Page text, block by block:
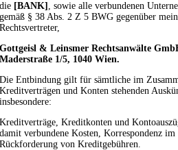
die [BANK] , sowie alle verbundenen
gemäß § 38 Abs. 2 Z 5 BWG gegenüber
Rechtsvertreter,
Gottgeisl & Leinsmer Rechtsanwälte
Maderstraße 1/5, 1040 Wien.
Die Entbindung gilt für sämtliche im
Kreditverträgen und Konten stehenden
insbesondere:
Kreditverträge, Kreditkonten und
damit verbundene Kosten, Korrespondenz
Rückforderung von Kreditgebühren.